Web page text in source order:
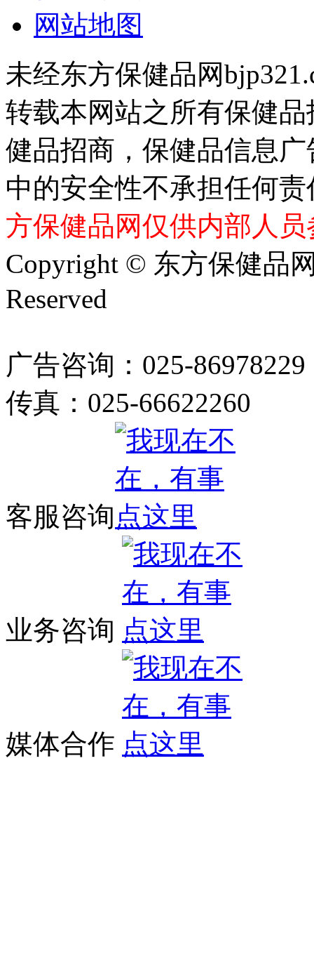
网站地图
未经东方保健品网
转载本网站之所有保健
健品招商，保健品信息
中的安全性不承担任何
方保健品网仅供内部人
Copyright © 东方保健品
Reserved
广告咨询：025-86978229
传真：025-66622260
客服咨询
业务咨询
媒体合作